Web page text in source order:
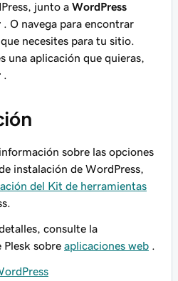
junto a WordPress
. O navega para encontrar
necesites para tu sitio.
una aplicación que quieras,
sobre las opciones
instalación de WordPress,
del Kit de herramientas
consulte la
sobre aplicaciones web